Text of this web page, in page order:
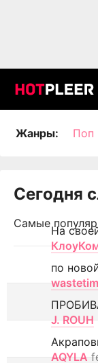
Жанры: Поп
Сегодня
Самые
На
по
J. ROUH
AQYLA